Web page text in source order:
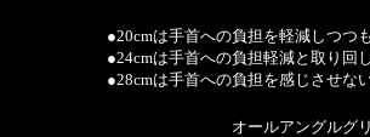
●20cmは手首への負担を軽減しつつ
●24cmは手首への負担軽減と取り回
●28cmは手首への負担を感じさせな
オールアングルグ